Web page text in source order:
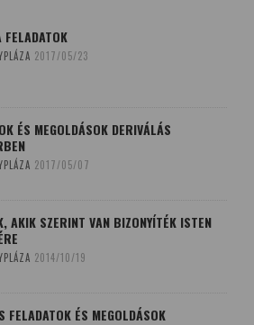
FELADATOK
2017/05/23
ÉS MEGOLDÁSOK DERIVÁLÁS
2017/05/07
AKIK SZERINT VAN BIZONYÍTÉK ISTEN
2014/10/19
FELADATOK ÉS MEGOLDÁSOK